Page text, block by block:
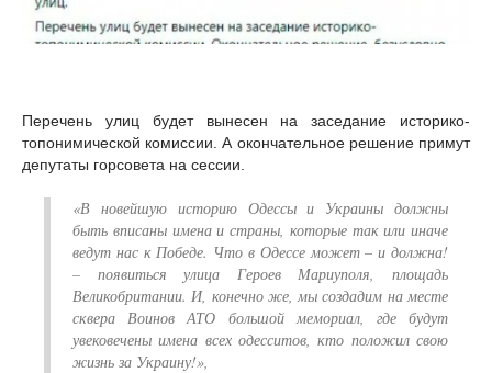
Перечень улиц будет вынесен на заседание историко-
топонимической комиссии. А окончательное решение примут
депутаты горсовета на сессии.
«В новейшую историю Одессы и Украины должны
быть вписаны имена и страны, которые так или иначе
ведут нас к Победе. Что в Одессе может – и должна!
– появиться улица Героев Мариуполя, площадь
Великобритании. И, конечно же, мы создадим на месте
сквера Воинов АТО большой мемориал, где будут
увековечены имена всех одесситов, кто положил свою
жизнь за Украину!»,